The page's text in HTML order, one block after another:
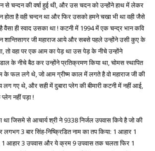
से चन्दन की वर्षा हुई थी, और उस चदन को उन्होंने हाथ में लेकर
होता है वही चन्दन था और फिर उसको हमने चखा भी था वही जैसे
वैसा ही स्वाद उसका था ! कटनी में 1994 में एक चन्द्र भान कवि
शान्तिसागर जी महाराज आये और सबसे पहले उन्होंने उसी कुए के
तो वहा पर एक आम का पेड़ था उस पेड़ के नीचे उन्होंने
के नीचे बैठ कर उन्होंने प्रतिक्रमण किया था, चोमस स्थापित
के फल लगे थे, जो आम ग्रीष्म काल में लगते है वो महाराज जी की
गए थे, और सही में दुबारा प्लेग की बीमारी कटनी में नहीं आई,
नहीं पड़ा !
था जिसमे से आचार्य श्री ने 9338 निर्जल उपवास किये है जो की
लगभग 3 बार सिंह-निष्क्रिडित नाम का तप किया: 1 आहार 1
1 आहार 3 उपवास और ये क्रम 9 उपवास तक चलता फिर 1